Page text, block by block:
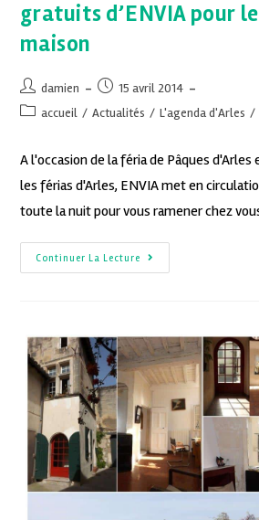
gratuits d’ENVIA pour
maison
damien
15 avril 2014
accueil / Actualités / L'agenda d'Arles /
A l'occasion de la féria de Pâques
les férias d'Arles, ENVIA met en
toute la nuit pour vous ramener chez
Continuer La Lecture